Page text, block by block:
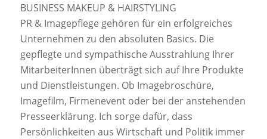
BUSINESS MAKEUP & HAIRSTYLING
PR & Imagepflege gehören für ein erfolgreiches
Unternehmen zu den absoluten Basics. Die
gepflegte und sympathische Ausstrahlung Ihrer
MitarbeiterInnen überträgt sich auf Ihre Produkte
und Dienstleistungen. Ob Imagebroschüre,
Imagefilm, Firmenevent oder bei der anstehenden
Presseerklärung. Ich sorge dafür, dass
Persönlichkeiten aus Wirtschaft und Politik immer